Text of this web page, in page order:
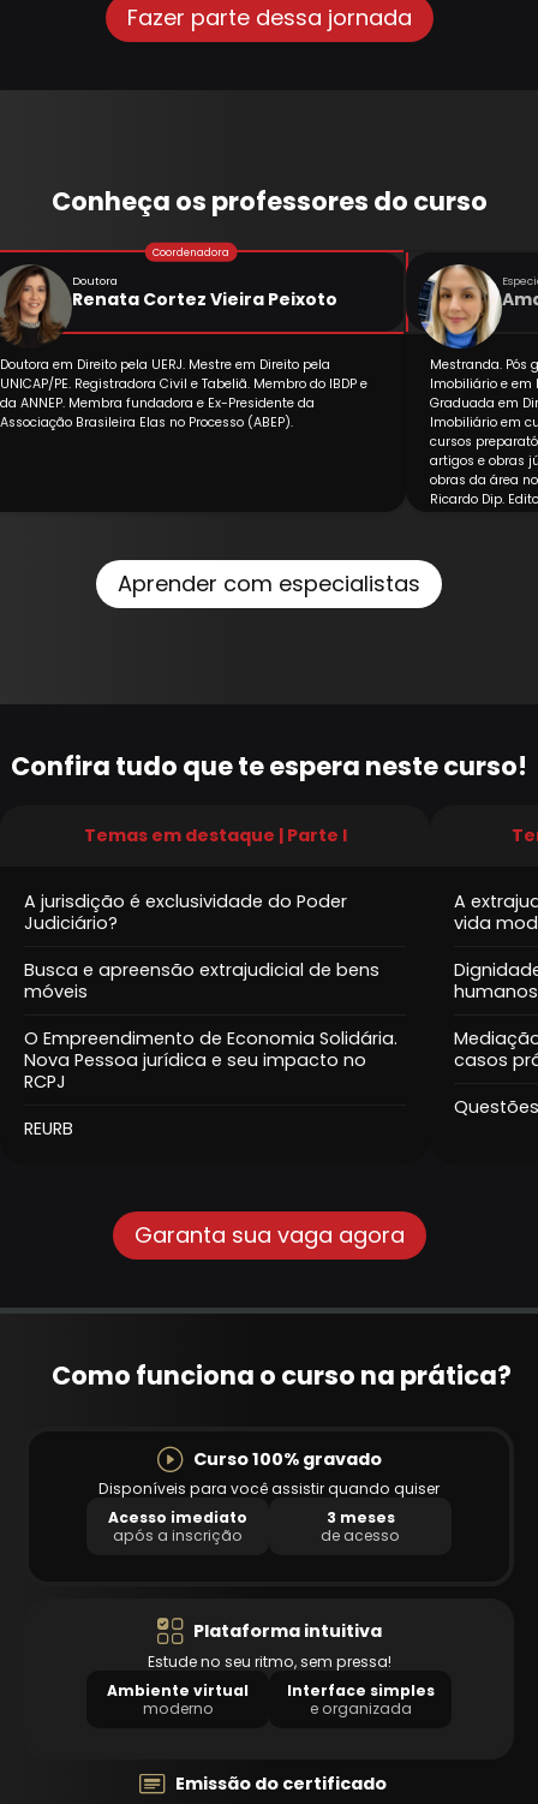
Fazer parte dessa jornada
Conheça os professores do curso
Doutora
Renata Cortez Vieira Peixoto
Doutora em Direito pela UERJ. Mestre em Direito pela
UNICAP/PE. Registradora Civil e Tabeliã. Membro do IBDP e
da ANNEP. Membra fundadora e Ex-Presidente da
Associação Brasileira Elas no Processo (ABEP).
Mestranda. Pós
Imobiliário e em
Graduada em
Imobiliário em
cursos
artigos e obras
obras da área
Ricardo Dip.
Aprender com especialistas
Confira tudo que te espera neste curso!
Temas em destaque | Parte I
A jurisdição é exclusividade do Poder
Judiciário?
Busca e apreensão extrajudicial de bens
móveis
O Empreendimento de Economia Solidária.
Nova Pessoa jurídica e seu impacto no
RCPJ
REURB
A
vida
casos
Garanta sua vaga agora
Como funciona o curso na prática?
Curso 100% gravado
Disponíveis para você assistir quando quiser
Acesso imediato
após a inscrição
3 meses
de acesso
Plataforma intuitiva
Estude no seu ritmo, sem pressa!
Ambiente virtual
moderno
Interface simples
e organizada
Emissão do certificado